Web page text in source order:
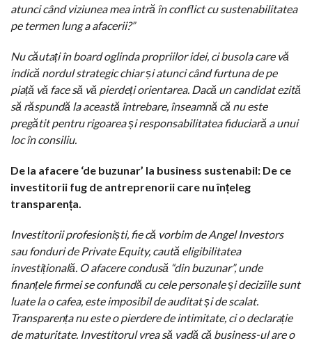
atunci când viziunea mea intră în conflict cu sustenabilitatea
pe termen lung a afacerii?”
Nu căutați în board oglinda propriilor idei, ci busola care vă
indică nordul strategic chiar și atunci când furtuna de pe
piață vă face să vă pierdeți orientarea. Dacă un candidat ezită
să răspundă la această întrebare, înseamnă că nu este
pregătit pentru rigoarea și responsabilitatea fiduciară a unui
loc în consiliu.
De la afacere ‘de buzunar’ la business sustenabil: De ce
investitorii fug de antreprenorii care nu înțeleg
transparența.
Investitorii profesioniști, fie că vorbim de Angel Investors
sau fonduri de Private Equity, caută eligibilitatea
investițională. O afacere condusă “din buzunar”, unde
finanțele firmei se confundă cu cele personale și deciziile sunt
luate la o cafea, este imposibil de auditat și de scalat.
Transparența nu este o pierdere de intimitate, ci o declarație
de maturitate. Investitorul vrea să vadă că business-ul are o